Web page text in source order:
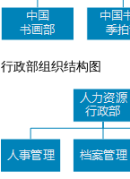
行政部组织结构图